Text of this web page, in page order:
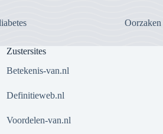
Oorzaken
Zustersites
Betekenis-van.nl
Definitieweb.nl
Voordelen-van.nl